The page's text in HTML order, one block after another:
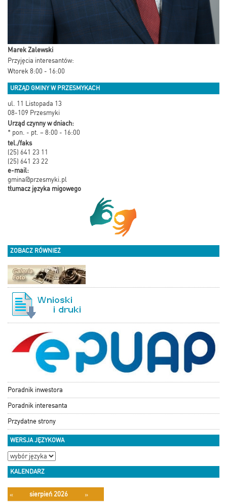
Marek Zalewski
Przyjęcia interesantów:
Wtorek 8:00 - 16:00
URZĄD GMINY W PRZESMYKACH
ul. 11 Listopada 13
08-109 Przesmyki
Urząd czynny w dniach:
* pon. - pt. – 8:00 - 16:00
tel./faks
(25) 641 23 11
(25) 641 23 22
e-mail:
gmina@przesmyki.pl
tłumacz języka migowego
ZOBACZ RÓWNIEŻ
Poradnik inwestora
Poradnik interesanta
Przydatne strony
WERSJA JĘZYKOWA
KALENDARZ
« sierpień 2026 »